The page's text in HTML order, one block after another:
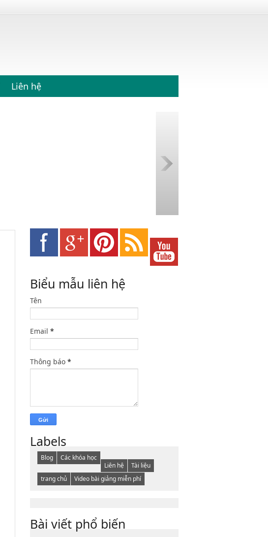
Liên hệ
Biểu mẫu liên hệ
Tên
Email *
Thông báo *
Labels
Blog
Các khóa học
Liên hệ
Tài liệu
trang chủ
Video bài giảng miễn phí
Bài viết phổ biến